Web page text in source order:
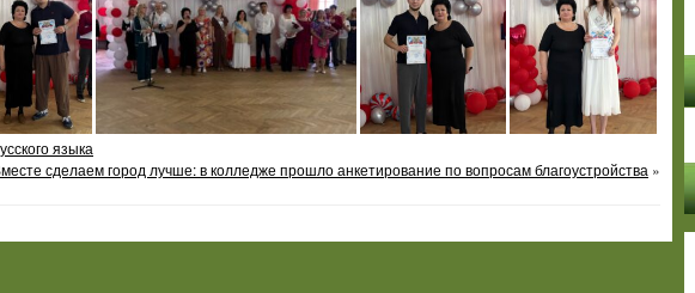
языка
сделаем город лучше: в колледже прошло анкетирование по вопросам благоустройства »